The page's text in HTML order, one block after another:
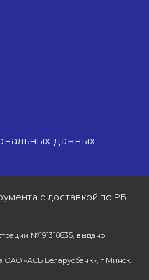
данных
с доставкой по РБ.
№191310835, выдано
в ОАО «АСБ Беларусбанк», г Минск.